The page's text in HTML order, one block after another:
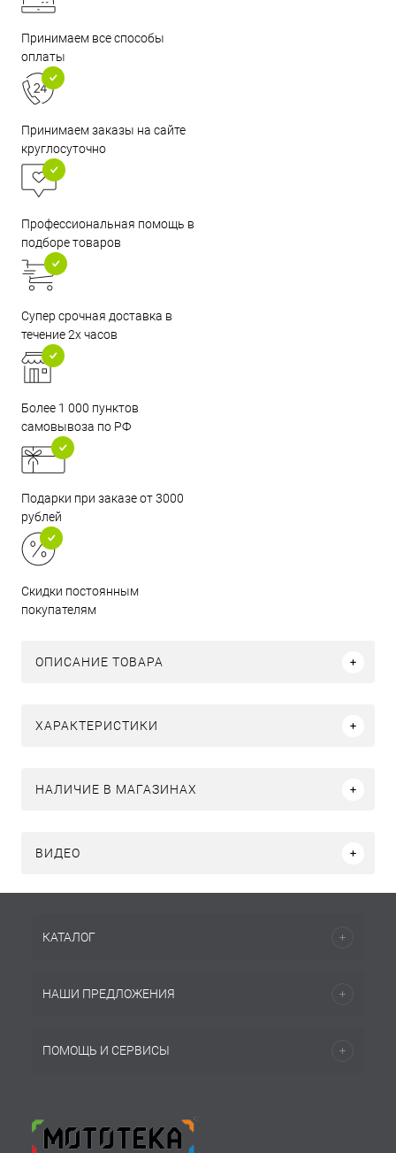
Принимаем все способы
оплаты
Принимаем заказы на сайте
круглосуточно
Профессиональная помощь в
подборе товаров
Супер срочная доставка в
течение 2х часов
Более 1 000 пунктов
самовывоза по РФ
Подарки при заказе от 3000
рублей
Скидки постоянным
покупателям
ОПИСАНИЕ ТОВАРА
ХАРАКТЕРИСТИКИ
НАЛИЧИЕ В МАГАЗИНАХ
ВИДЕО
КАТАЛОГ
НАШИ ПРЕДЛОЖЕНИЯ
ПОМОЩЬ И СЕРВИСЫ